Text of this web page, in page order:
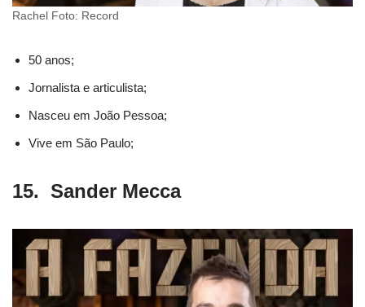
Rachel Foto: Record
50 anos;
Jornalista e articulista;
Nasceu em João Pessoa;
Vive em São Paulo;
15. Sander Mecca